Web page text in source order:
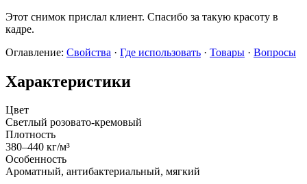
Этот снимок прислал клиент. Спасибо за такую красоту в
кадре.
Оглавление: Свойства · Где использовать · Товары · Вопросы
Характеристики
Цвет
Светлый розовато-кремовый
Плотность
380–440 кг/м³
Особенность
Ароматный, антибактериальный, мягкий